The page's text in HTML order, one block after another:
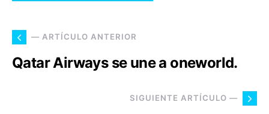
— ARTÍCULO ANTERIOR
Qatar Airways se une a oneworld.
SIGUIENTE ARTÍCULO —